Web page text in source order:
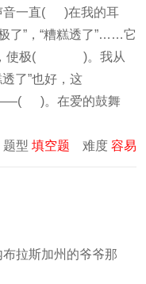
音一直( )在我的耳
了”，“糟糕透了”……它
)，使极( )。我从
了”也好，这
)。在爱的鼓舞
题型 填空题 难度 容易
拉斯加州的爷爷那